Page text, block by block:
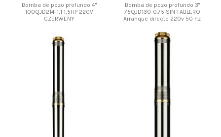
Bomba de pozo profundo 4"
100QJD214-1,1 1,5HP 220V
CZERWENY
Bomba de pozo profundo 3"
75QJD130-0.75 SIN TABLERO
Arranque directo 220v 50 hz